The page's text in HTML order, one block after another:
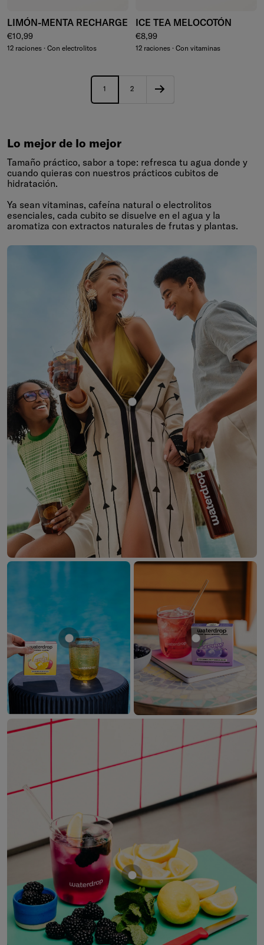
LIMÓN-MENTA RECHARGE
Precio normal
€10,99
12 raciones · Con electrolitos
ICE TEA MELOCOTÓN
Precio normal
€8,99
12 raciones · Con vitaminas
1 2
Lo mejor de lo mejor
Tamaño práctico, sabor a tope: refresca tu agua donde y
cuando quieras con nuestros prácticos cubitos de
hidratación.
Ya sean vitaminas, cafeína natural o electrolitos
esenciales, cada cubito se disuelve en el agua y la
aromatiza con extractos naturales de frutas y plantas.
Mostrar producto COLA
Mostrar producto MANZANAMostrar
Mostrar producto MORA